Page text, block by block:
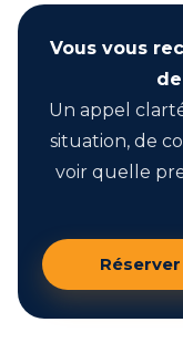
Vous vous
Un appel
situation, de
voir quelle